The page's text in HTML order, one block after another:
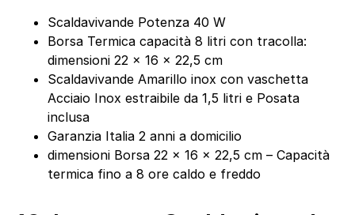
Scaldavivande Potenza 40 W
Borsa Termica capacità 8 litri con tracolla:
dimensioni 22 x 16 x 22,5 cm
Scaldavivande Amarillo inox con vaschetta
Acciaio Inox estraibile da 1,5 litri e Posata
inclusa
Garanzia Italia 2 anni a domicilio
dimensioni Borsa 22 x 16 x 22,5 cm – Capacità
termica fino a 8 ore caldo e freddo